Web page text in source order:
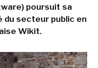
poursuit sa
du secteur public en
Wikit.